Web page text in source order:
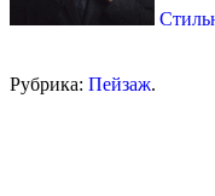
Рубрика: Пейзаж.